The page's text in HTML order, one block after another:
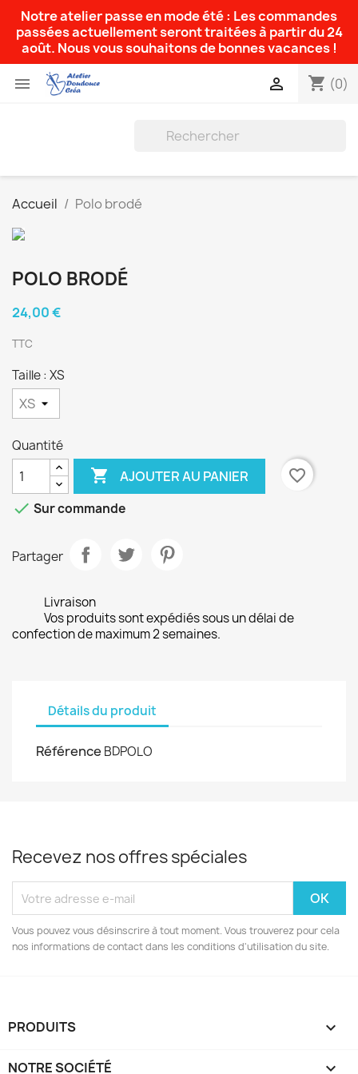
Notre atelier passe en mode été : Les commandes
passées actuellement seront traitées à partir du 24
août. Nous vous souhaitons de bonnes vacances !
 shopping_cart (0)

Accueil Polo brodé
POLO BRODÉ
24,00 €
TTC
Taille : XS
Quantité
 AJOUTER AU PANIER
favorite_border
 Sur commande
Partager
Livraison
Vos produits sont expédiés sous un délai de
confection de maximum 2 semaines.
Détails du produit
Référence BDPOLO
Recevez nos offres spéciales
Vous pouvez vous désinscrire à tout moment. Vous trouverez pour cela
nos informations de contact dans les conditions d'utilisation du site.
PRODUITS 
NOTRE SOCIÉTÉ 